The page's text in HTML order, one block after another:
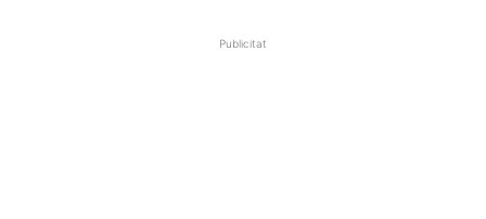
Publicitat